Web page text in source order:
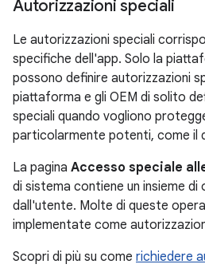
Autorizzazioni speciali
Le autorizzazioni speciali
specifiche dell'app. Solo la
possono definire autorizzazioni
piattaforma e gli OEM di solito
speciali quando vogliono
particolarmente potenti, come il
La pagina Accesso speciale
di sistema contiene un insieme di
dall'utente. Molte di queste
implementate come
Scopri di più su come richiedere